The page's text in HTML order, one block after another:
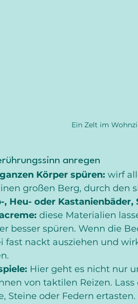
Ein Zelt im
anregen
Körper spüren: wirf
großen Berg, durch den
, Heu- oder Kastanienbäder,
diese Materialien
besser spüren. Wenn die
fast nackt ausziehen und
Hier geht es nicht nur
von taktilen Reizen.
Steine oder Federn